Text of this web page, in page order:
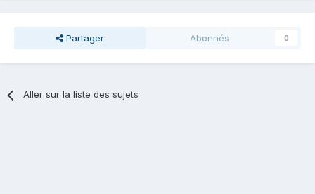
Partager Abonnés 0
Aller sur la liste des sujets